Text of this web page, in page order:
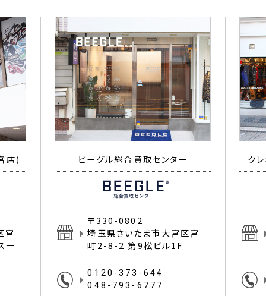
店)
宮
一
ビーグル総合買取センター
〒330-0802
埼玉県さいたま市大宮区宮
町2-8-2 第9松ビル1F
0120-373-644
048-793-6777
ク